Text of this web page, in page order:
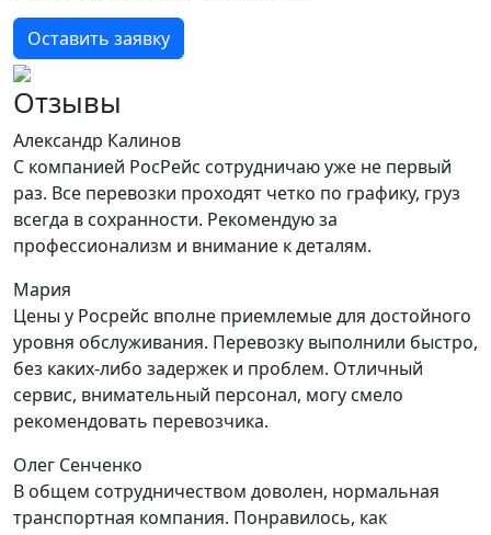
Оставить заявку
Отзывы
Александр Калинов
С компанией РосРейс сотрудничаю уже не первый
раз. Все перевозки проходят четко по графику, груз
всегда в сохранности. Рекомендую за
профессионализм и внимание к деталям.
Мария
Цены у Росрейс вполне приемлемые для достойного
уровня обслуживания. Перевозку выполнили быстро,
без каких-либо задержек и проблем. Отличный
сервис, внимательный персонал, могу смело
рекомендовать перевозчика.
Олег Сенченко
В общем сотрудничеством доволен, нормальная
транспортная компания. Понравилось, как